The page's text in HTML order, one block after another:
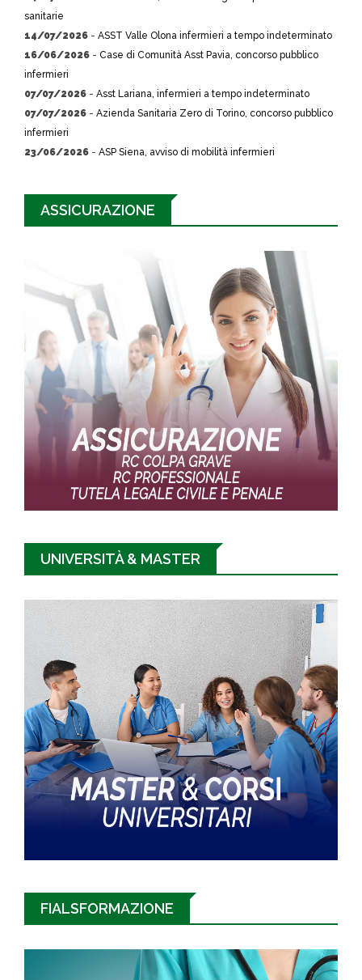
sanitarie
14/07/2026 - ASST Valle Olona infermieri a tempo indeterminato
16/06/2026 - Case di Comunità Asst Pavia, concorso pubblico
infermieri
07/07/2026 - Asst Lariana, infermieri a tempo indeterminato
07/07/2026 - Azienda Sanitaria Zero di Torino, concorso pubblico
infermieri
23/06/2026 - ASP Siena, avviso di mobilità infermieri
ASSICURAZIONE
UNIVERSITÀ & MASTER
FIALSFORMAZIONE